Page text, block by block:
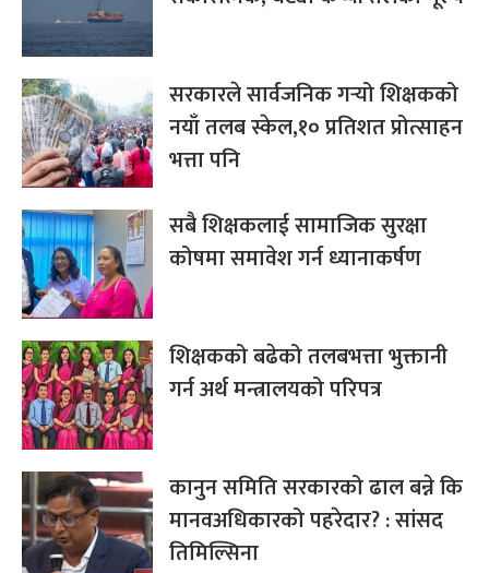
सरकारले सार्वजनिक गर्‍यो शिक्षकको
नयाँ तलब स्केल,१० प्रतिशत प्रोत्साहन
भत्ता पनि
सबै शिक्षकलाई सामाजिक सुरक्षा
कोषमा समावेश गर्न ध्यानाकर्षण
शिक्षकको बढेको तलबभत्ता भुक्तानी
गर्न अर्थ मन्त्रालयको परिपत्र
कानुन समिति सरकारको ढाल बन्ने कि
मानवअधिकारको पहरेदार? : सांसद
तिमिल्सिना